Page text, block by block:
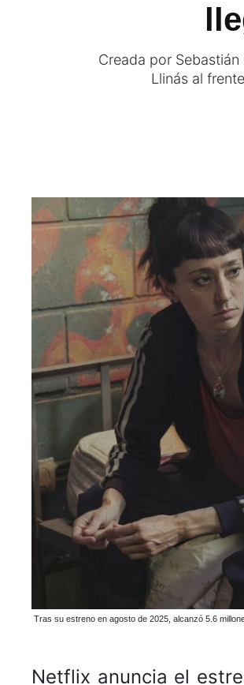
Creada por
Llinás al
Tras su estreno en agosto de 2025, alcanzó 5.6
Netflix anuncia el